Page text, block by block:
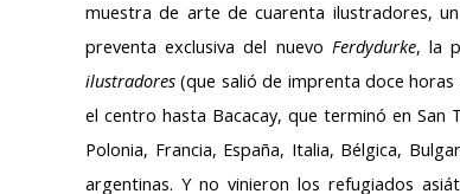
muestra de arte de cuarenta ilustradores,
preventa exclusiva del nuevo Ferdydurke, la
ilustradores (que salió de imprenta doce
el centro hasta Bacacay, que terminó en San
Polonia, Francia, España, Italia, Bélgica,
argentinas. Y no vinieron los refugiados